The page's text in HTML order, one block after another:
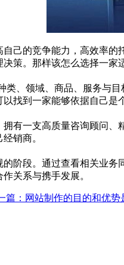
自己的竞争能力，高效率的
策。那样该怎么选择一家
类、领域、商品、服务与
找到一家能够依据自己是
有一支高质量咨询顾问
销商。
阶段。通过查看相关业
关系与携手发展。
篇：网站制作的目的和优势